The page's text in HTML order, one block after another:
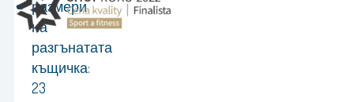
размери
на
разгънатата
къщичка:
23